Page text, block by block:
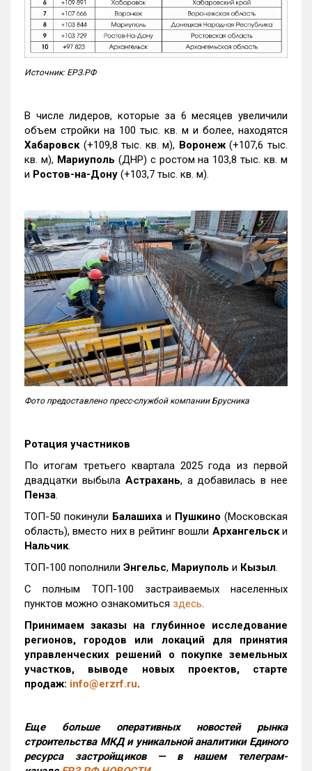
Источник: ЕРЗ.РФ
В числе лидеров, которые за 6 месяцев увеличили
объем стройки на 100 тыс. кв. м и более, находятся
Хабаровск (+109,8 тыс. кв. м), Воронеж(+107,6 тыс.
кв. м), Мариуполь (ДНР) с ростом на 103,8 тыс. кв. м
и Ростов-на-Дону (+103,7 тыс. кв. м).
Фото предоставлено пресс-службой компании Брусника
Ротация участников
По итогам третьего квартала 2025 года из первой
двадцатки выбыла Астрахань, а добавилась в нее
Пенза.
ТОП-50 покинули Балашиха и Пушкино (Московская
область), вместо них в рейтинг вошли Архангельски
Нальчик.
ТОП-100 пополнили Энгельс, Мариуполь и Кызыл.
С полным ТОП-100 застраиваемых населенных
пунктов можно ознакомиться здесь.
Принимаем заказы на глубинное исследование
регионов, городов или локаций для принятия
управленческих решений о покупке земельных
участков, выводе новых проектов, старте
продаж: info@erzrf.ru.
Еще больше оперативных новостей рынка
строительства МКД и уникальной аналитики Единого
ресурса застройщиков — в нашем телеграм-